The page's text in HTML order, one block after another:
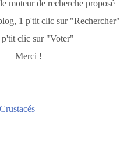
moteur de recherche proposé
1 p'tit clic sur "Rechercher"
p'tit clic sur "Voter"
Merci !